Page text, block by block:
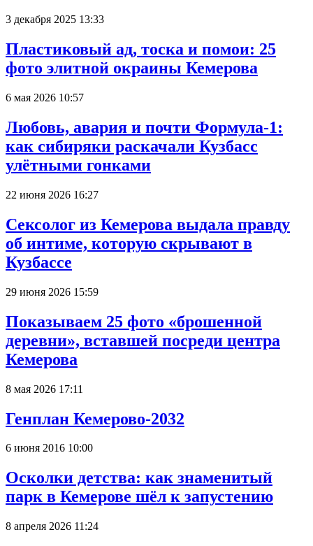
3 декабря 2025 13:33
Пластиковый ад, тоска и помои: 25
фото элитной окраины Кемерова
6 мая 2026 10:57
Любовь, авария и почти Формула-1:
как сибиряки раскачали Кузбасс
улётными гонками
22 июня 2026 16:27
Сексолог из Кемерова выдала правду
об интиме, которую скрывают в
Кузбассе
29 июня 2026 15:59
Показываем 25 фото «брошенной
деревни», вставшей посреди центра
Кемерова
8 мая 2026 17:11
Генплан Кемерово-2032
6 июня 2016 10:00
Осколки детства: как знаменитый
парк в Кемерове шёл к запустению
8 апреля 2026 11:24